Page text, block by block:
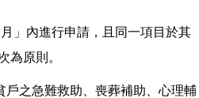
」內進行申請，且同一項目於其
為原則。
戶之急難救助、喪葬補助、心理輔